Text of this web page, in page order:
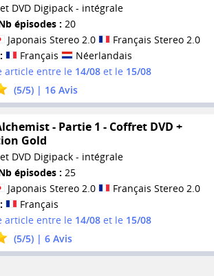
DVD Digipack - intégrale
épisodes : 20
Japonais Stereo 2.0
Français Stereo 2.0
Français
Néerlandais
article entre le 14/08et le 15/08
(5/5) | 16Avis
- Partie 1 - Coffret DVD +
Gold
DVD Digipack - intégrale
épisodes : 25
Japonais Stereo 2.0
Français Stereo 2.0
Français
article entre le 14/08et le 15/08
(5/5) | 6Avis